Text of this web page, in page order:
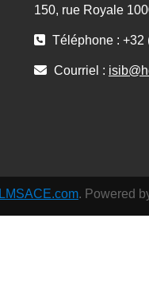
150, rue Royale
Téléphone : +32
Courriel :
LMSACE.com. Powered